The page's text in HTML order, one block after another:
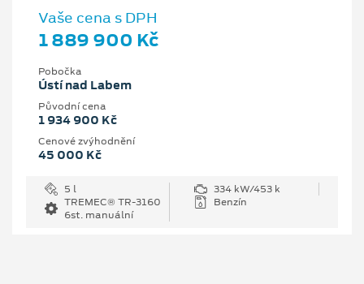
Vaše cena s DPH
1 889 900 Kč
Pobočka
Ústí nad Labem
Původní cena
1 934 900 Kč
Cenové zvýhodnění
45 000 Kč
5 l
334 kW/453 k
TREMEC® TR-3160
6st. manuální
Benzín